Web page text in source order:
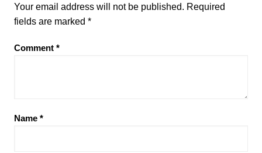
Your email address will not be published. Required
fields are marked *
Comment *
Name *